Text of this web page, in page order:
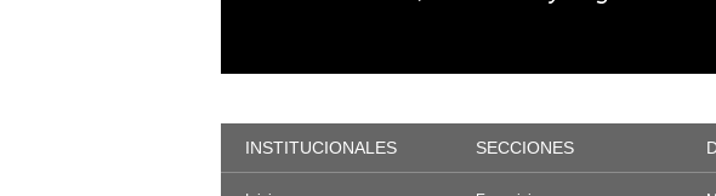
INSTITUCIONALES SECCIONES